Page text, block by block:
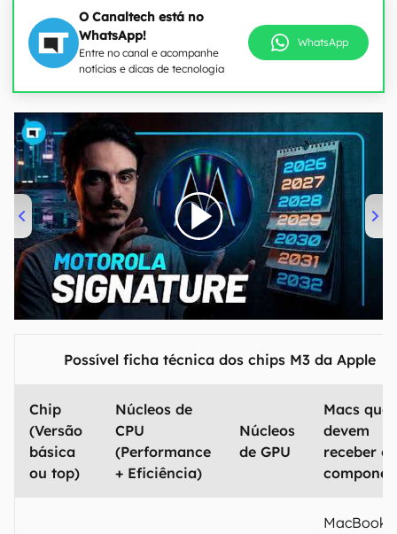
O Canaltech está no
WhatsApp!
Entre no canal e acompanhe
notícias e dicas de tecnologia
WhatsApp
00:00/20:46
Possível ficha técnica dos chips M3 da Apple
Chip
(Versão
básica
ou top)
Núcleos de
CPU
(Performance
+ Eficiência)
Núcleos
de GPU
Macs que
devem
receber o
MacBook